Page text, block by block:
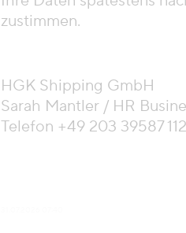
zustimmen.
HGK Shipping GmbH
Sarah Mantler / HR
Telefon +49 203 39587 112